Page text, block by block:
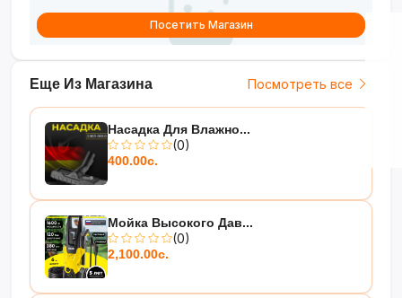
Еще Из Магазина Посмотреть все
Насадка Для Влажно...
(0)
400.00с.
Мойка Высокого Дав...
(0)
2,100.00с.
Посетить Магазин